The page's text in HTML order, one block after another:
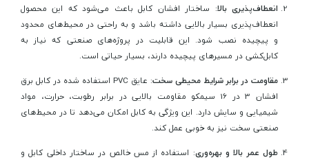
انعطاف‌پذیری بالا: ساختار افشان کابل باعث می‌شود که این محصول
انعطاف‌پذیری بسیار بالایی داشته باشد و به راحتی در محیط‌های محدود
و پیچیده نصب شود. این قابلیت در پروژه‌های صنعتی که نیاز به
کابل‌کشی در مسیرهای پیچیده دارند، بسیار حیاتی است.
مقاومت در برابر شرایط محیطی سخت
: عایق PVC استفاده شده در کابل برق
افشان 3 در 16 سیمکو مقاومت بالایی در برابر رطوبت، حرارت، مواد
شیمیایی و سایش دارد. این ویژگی به کابل امکان می‌دهد تا در محیط‌های
صنعتی سخت نیز به خوبی عمل کند.
طول عمر بالا و بهره‌وری: استفاده از مس خالص در ساختار داخلی کابل و